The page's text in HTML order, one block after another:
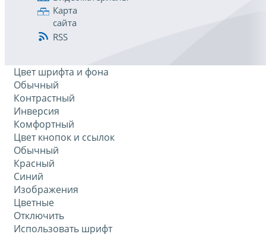
Карта
сайта
RSS
Цвет шрифта и фона
Обычный
Контрастный
Инверсия
Комфортный
Цвет кнопок и ссылок
Обычный
Красный
Синий
Изображения
Цветные
Отключить
Использовать шрифт